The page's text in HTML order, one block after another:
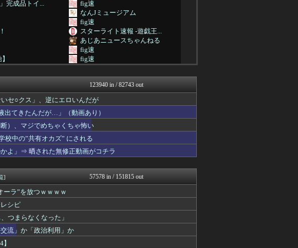
完成品トイ...
fig速
なんJミュージアム
fig速
スターライト速報 -遊戯王...
あじあニュースちゃんねる
fig速
fig速
年の栄光...
海外トークログ
かな？って思...
子育てちゃんねる
ツバメ速報＠ヤクルトスワロ...
モデル...
fig速
2次元に捉われない
！次世代ゼ...
パチンコ・パチスロ.com
アニチャット
V系まとめ速報
てフェミにバ...
わんこーる速報！
ｗｗｗｗ...
女子アナお宝画像速報－5c...
カンダタ速報
」1/...
まにゅそく 2chまとめニ...
ーンｗｗｗｗ
最強ジャンプ放送局
GUNDAM.LOG｜ガン...
123940 in / 82743 out
セ○クス」、逆にエロいんだが
出てきたんだが…」（動画あり）
）、マジでめちゃくちゃ怖い
校中の”共有オカズ” にされる
よ」⇒ 晒された無修正動画がコチラ
] 57578 in / 151815 out
ーラ”を放つｗｗｗｗ
シピ
つまらなくなった」
流」か「政治利用」か